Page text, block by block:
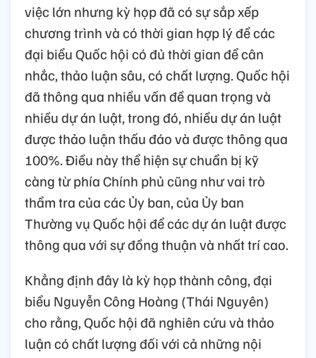
việc lớn nhưng kỳ họp đã có sự sắp xếp
chương trình và có thời gian hợp lý để các
đại biểu Quốc hội có đủ thời gian để cân
nhắc, thảo luận sâu, có chất lượng. Quốc hội
đã thông qua nhiều vấn đề quan trọng và
nhiều dự án luật, trong đó, nhiều dự án luật
được thảo luận thấu đáo và được thông qua
100%. Điều này thể hiện sự chuẩn bị kỹ
càng từ phía Chính phủ cũng như vai trò
thẩm tra của các Ủy ban, của Ủy ban
Thường vụ Quốc hội để các dự án luật được
thông qua với sự đồng thuận và nhất trí cao.
Khẳng định đây là kỳ họp thành công, đại
biểu Nguyễn Công Hoàng (Thái Nguyên)
cho rằng, Quốc hội đã nghiên cứu và thảo
luận có chất lượng đối với cả những nội